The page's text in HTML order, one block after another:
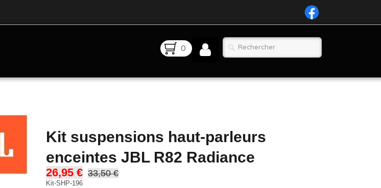
0
Kit suspensions haut-parleurs
enceintes JBL R82 Radiance
26,95 € 33,50 €
Kit-SHP-196